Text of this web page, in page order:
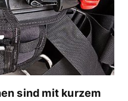
sind mit kurzem